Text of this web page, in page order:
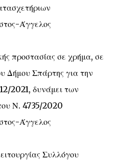
Άγγελος
προστασίας σε χρήμα, σε
Δήμου Σπάρτης για την
2021, δυνάμει των
Ν. 4735/2020
Άγγελος
Συλλόγου